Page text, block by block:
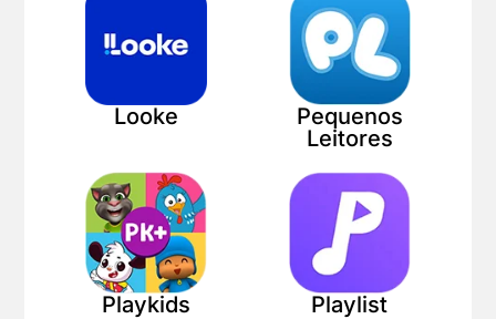
Looke
Pequenos
Leitores
Playkids Playlist